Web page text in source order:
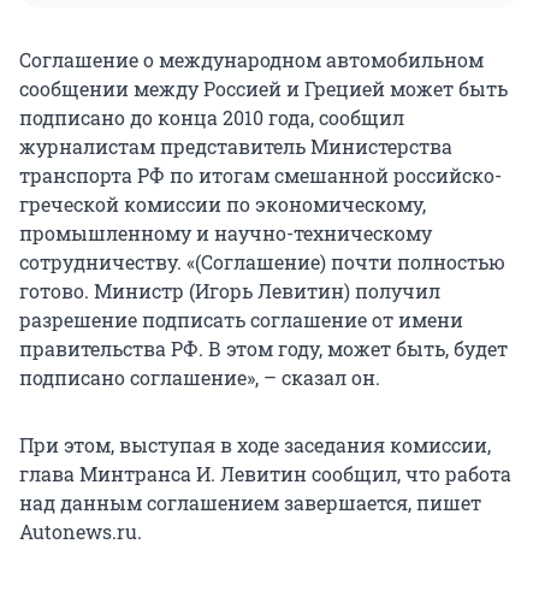
Соглашение о международном автомобильном
сообщении между Россией и Грецией может быть
подписано до конца 2010 года, сообщил
журналистам представитель Министерства
транспорта РФ по итогам смешанной российско-
греческой комиссии по экономическому,
промышленному и научно-техническому
сотрудничеству. «(Соглашение) почти полностью
готово. Министр (Игорь Левитин) получил
разрешение подписать соглашение от имени
правительства РФ. В этом году, может быть, будет
подписано соглашение», – сказал он.
При этом, выступая в ходе заседания комиссии,
глава Минтранса И. Левитин сообщил, что работа
над данным соглашением завершается, пишет
Autonews.ru.